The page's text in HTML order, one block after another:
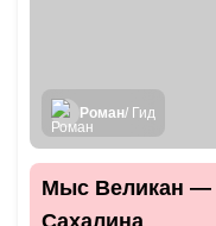
Роман/ Гид
Мыс Великан —
Сахалина